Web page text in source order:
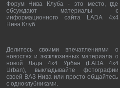
Форум Нива Клуба - это место, где
обсуждают материалы с
информационного сайта LADA 4x4
Нива Клуб.
Делитесь своими впечатлениями о
новостях и эксклюзивных материала о
новой Лада 4х4 Урбан (LADA 4x4
Urban), выкладывайте фотографии
своей ВАЗ Нива или просто общайтесь
с одноклубниками.